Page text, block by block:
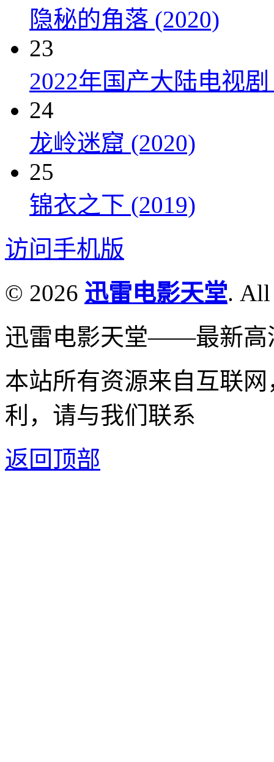
隐秘的角落 (2020)
23
2022年国产大陆电视
24
龙岭迷窟 (2020)
25
锦衣之下 (2019)
访问手机版
© 2026 迅雷电影天堂. All
迅雷电影天堂——最新高
本站所有资源来自互联
利，请与我们联系
返回顶部